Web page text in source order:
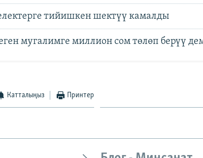
тийишкен шектүү камалды
мугалимге миллион сом төлөп берүү
Катталыңыз Принтер